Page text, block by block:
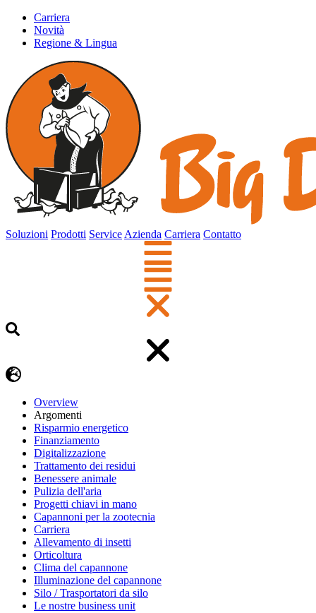
Carriera
Novità
Regione & Lingua
Soluzioni Prodotti Service Azienda Carriera Contatto
Overview
Argomenti
Risparmio energetico
Finanziamento
Digitalizzazione
Trattamento dei residui
Benessere animale
Pulizia dell'aria
Progetti chiavi in mano
Capannoni per la zootecnia
Carriera
Allevamento di insetti
Orticoltura
Clima del capannone
Illuminazione del capannone
Silo / Trasportatori da silo
Le nostre business unit